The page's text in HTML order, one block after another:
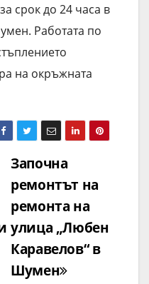
срок до 24 часа в
Работата по
на окръжната
Започна
ремонтът на
ремонта на
улица „Любен
Каравелов“ в
Шумен